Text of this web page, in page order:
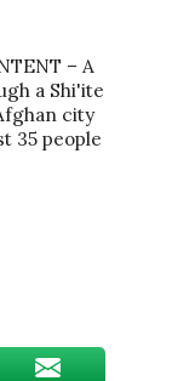
– A
a Shi'ite
city
35 people